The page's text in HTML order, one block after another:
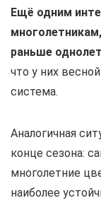
Ещё одним
раньше
что у них
система.
Аналогичная
конце сезона:
многолетние
наиболее